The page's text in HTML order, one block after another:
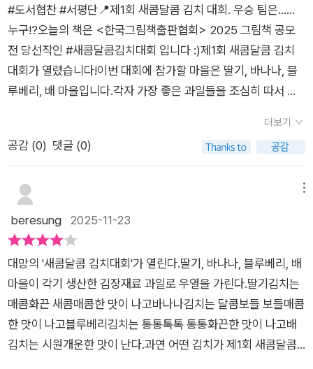
림책추천 #서유진작가 #새콤달콤김치대회#한국그림책출판협
회 #김치그림책 #그림책서평
나나 김치 완성✔️참가 3번 블루베리 마을은100원만 한 크기의
블루베리를 1년 숙성시켜동글동글 굴리면서 양념 묻히면통통 톡
톡 통통 화끈 블루베리 김치 완성✔️참가 4번 배 마을은마을에서
키가 제~일 큰 최씨네 배로비법은 있어유~~시원 개운 시원 개
운 배 김치 완성.✔️자, 그럼 1등은 어느 마을이 차지하게 될까요?
✔️김장을 마친 우리에게 필요한 건~?🤭.✔️매력 넘치는 그림책
이었어요.한국인의 1년 밥상을 책임지는 김장!김장을 할 때면 온
✔️시대가 변함에 따라 김장 문화도 조금씩 사라져 가고 있는 요
즘그림책을 통해 김장 문화도 알아보고서로 다른 재료가 하나로
버무려져 새로운 맛을 만드는 김치처럼서로 다른 우리가 함께 읽
으며 즐거운 상상으로 하나 되는 시간을 가질 수 있었는데요..✔️
그림책을 함께 읽은 아이들의 즐거운 상상이 더해진 김치는치킨
김치, 젤리 김치, 엄마를 위한 커피 김치... 등재미있는 상상으로
웃음 꽃을 피워냈답니다..✔️아이들과 함께 읽어보세요.유네스코
인류무형문화유산에 등재된 소중한 문화유산함께와 어울림, 나
눔과 연대의 의미를 되짚어 볼 있는한국의 전통 공동체 문화 김장
#도서협찬 #서평단📍제1회 새콤달콤 김치 대회. 우승 팀은……
누구!?오늘의 책은 <한국그림책출판협회> 2025 그림책 공모
전 당선작인 #새콤달콤김치대회 입니다 :)제1회 새콤달콤 김치
대회가 열렸습니다!이번 대회에 참가할 마을은 딸기, 바나나, 블
루베리, 배 마을입니다.각자 가장 좋은 과일들을 조심히 따서 준
하고 바나나 김치는 달콤, 보들, 매콤하지요.블루베리 김치는 통
통, 톡톡, 화끈하고 배 김치는 시원, 개운합니다.과연 이번 어느
넣어보고 싶은 음식들을 이야기하며 재미있게 읽어보았어요.귀
염이는 초콜렛이 들어간 김치를, 엄마는 커피가 들어간 김치를 만
들어보고 싶어했지요.김장이 힘들고 사먹는 집들도 많아지면서
만드는 우리만의 고유한 문화입니다.그렇기 때문에 ‘유네스코 인
류무형문화 유산’에도 등재되었어요.쌀쌀한 날씨와 함께 김장이
다가옵니다.아이들과 함께 재미있게 김장하며 우리 고유의 문화
도 즐겨보고 마지막은 맛있는 수육도 함께 해보세요.또또와 귀염
이도 할머니 밭으로 김장하러 갈 거에요.#노는날출판사 로부터
더보기
공감 (0) 댓글 (0)
beresung 2025-11-23
대망의 '새콤달콤 김치대회'가 열린다.딸기, 바나나, 블루베리, 배
마을이 각기 생산한 김장재료 과일로 우열을 가린다.딸기김치는
매콤화끈 새콤매콤한 맛이 나고바나나김치는 달콤보들 보들매콤
한 맛이 나고블루베리김치는 통통톡톡 통통화끈한 맛이 나고배
김치는 시원개운한 맛이 난다.과연 어떤 김치가 제1회 새콤달콤